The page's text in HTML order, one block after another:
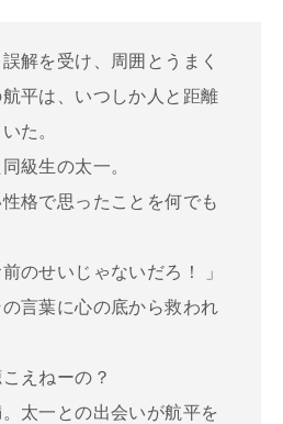
解を受け、周囲とうまく
平は、いつしか人と距離
た。
級生の太一。
格で思ったことを何でも
のせいじゃないだろ！ 」
言葉に心の底から救われ
えねーの？
太一との出会いが航平を